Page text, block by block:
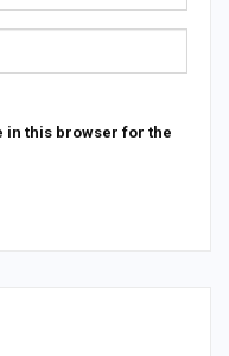
in this browser for the